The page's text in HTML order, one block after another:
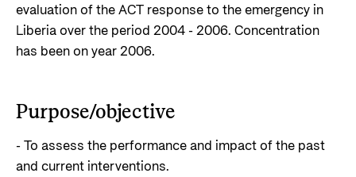
evaluation of the ACT response to the emergency in
Liberia over the period 2004 - 2006. Concentration
has been on year 2006.
Purpose/objective
- To assess the performance and impact of the past
and current interventions.